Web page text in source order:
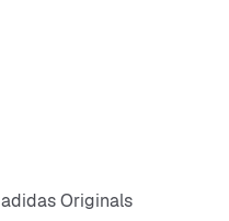
adidas Originals